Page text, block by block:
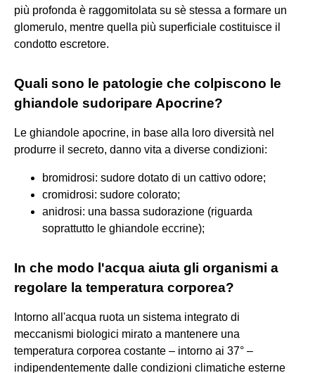
più profonda è raggomitolata su sè stessa a formare un
glomerulo, mentre quella più superficiale costituisce il
condotto escretore.
Quali sono le patologie che colpiscono le
ghiandole sudoripare Apocrine?
Le ghiandole apocrine, in base alla loro diversità nel
produrre il secreto, danno vita a diverse condizioni:
bromidrosi: sudore dotato di un cattivo odore;
cromidrosi: sudore colorato;
anidrosi: una bassa sudorazione (riguarda
soprattutto le ghiandole eccrine);
In che modo l'acqua aiuta gli organismi a
regolare la temperatura corporea?
Intorno all'acqua ruota un sistema integrato di
meccanismi biologici mirato a mantenere una
temperatura corporea costante – intorno ai 37° –
indipendentemente dalle condizioni climatiche esterne